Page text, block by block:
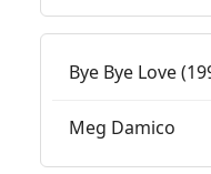
Bye Bye Love
Meg Damico